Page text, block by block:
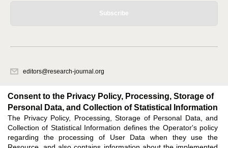
Subscribe
editors@research-journal.org
office 1
Feedback
Consent to the Privacy Policy, Processing, Storage of
Personal Data, and Collection of Statistical Information
The Privacy Policy, Processing, Storage of Personal Data, and
Collection of Statistical Information defines the Operator's policy
regarding the processing of User Data when they use the